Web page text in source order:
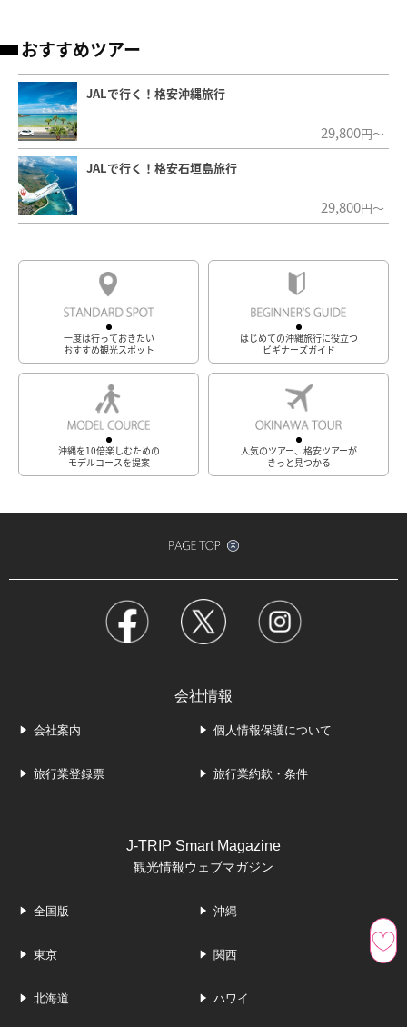
おすすめツアー
JALで行く！格安沖縄旅行
29,800円～
JALで行く！格安石垣島旅行
29,800円～
一度は行っておきたい
おすすめ観光スポット
はじめての沖縄旅行に役立つ
ビギナーズガイド
沖縄を10倍楽しむための
モデルコースを提案
人気のツアー、格安ツアーが
きっと見つかる
会社情報
会社案内 個人情報保護について
旅行業登録票 旅行業約款・条件
J-TRIP Smart Magazine
観光情報ウェブマガジン
全国版 沖縄
東京 関西
北海道 ハワイ